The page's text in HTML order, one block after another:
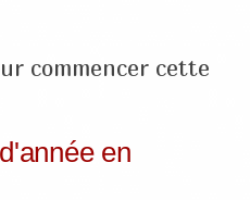
commencer cette
en